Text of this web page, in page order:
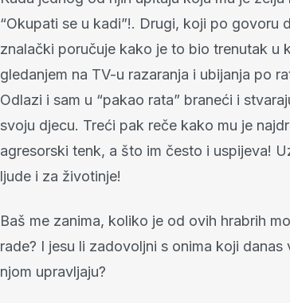
“Okupati se u kadi”!. Drugi, koji po govoru
znalački poručuje kako je to bio trenutak u
gledanjem na TV-u razaranja i ubijanja po
Odlazi i sam u “pakao rata” braneći i
svoju djecu. Treći pak reče kako mu je
agresorski tenk, a što im često i uspijeva!
ljude i za životinje!
Baš me zanima, koliko je od ovih hrabrih
rade? I jesu li zadovoljni s onima koji
njom upravljaju?